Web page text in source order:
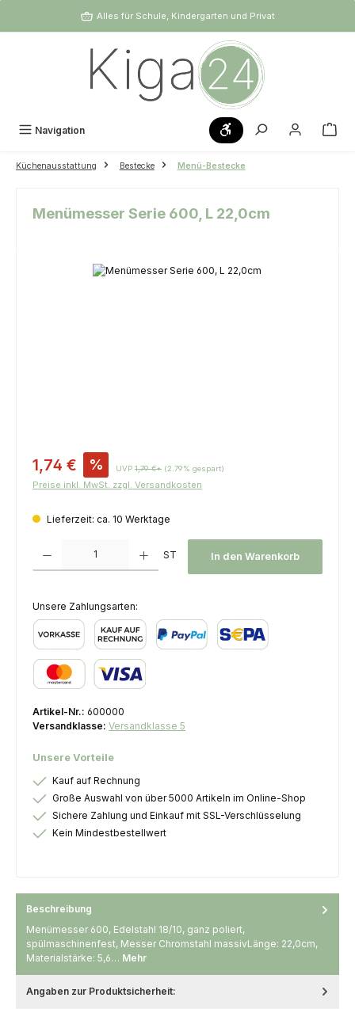
Zum Hauptinhalt springenAlles für Schule, Kindergarten und Privat
Navigation Werkzeugleiste anzeigen
Küchenausstattung Bestecke Menü-Bestecke
Menümesser Serie 600, L 22,0cm
Bildergalerie überspringen
Verkaufspreis:
1,74 € % UVP 1,79 €* (2.79% gespart)
Preise inkl. MwSt. zzgl. Versandkosten
Lieferzeit: ca. 10 Werktage
ST In den Warenkorb
Unsere Zahlungsarten:
Artikel-Nr.: 600000
Versandklasse: Versandklasse 5
Unsere Vorteile
Kauf auf Rechnung
Große Auswahl von über 5000 Artikeln im Online-Shop
Sichere Zahlung und Einkauf mit SSL-Verschlüsselung
Kein Mindestbestellwert
Beschreibung
Menümesser 600, Edelstahl 18/10, ganz poliert,
spülmaschinenfest, Messer Chromstahl massivLänge: 22,0cm,
Materialstärke: 5,6… Mehr
Angaben zur Produktsicherheit: